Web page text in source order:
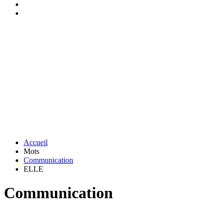
Accueil
Mots
Communication
ELLE
Communication